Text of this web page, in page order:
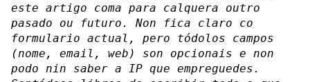
este artigo coma para calquera outro
pasado ou futuro. Non fica claro co
formulario actual, pero tódolos campos
(nome, email, web) son opcionais e non
podo nin saber a IP que empreguedes.